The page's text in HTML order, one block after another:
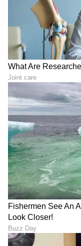
ಕಲಸಿದ ಚಪಾತಿ ಹಿಟ್ಟು
ಇಡುತ್ತಿದ್ದೀರಾ? ವಾಸ್ತು
ಇದು 'ಪಿಂಡ'ದುಂಡೆಗೆ
ಸಮಾನವಂತೆ!
ಗಗನಯಾತ್ರಿಗಳಿಗೆ
ಬಿಸಿ ಬಿಸಿ ಊಟ,
ಭತ್ತದ ಕಟಾವು ಮಾಡಿ
ನಿರ್ಮಿಸಿದ ವಿಜ್ಞಾನಿಗಳು
LATEST VIDEOS
"ರಾಜಕೀಯ ಬೇಡ,
ಕನಕೋತ್ಸವದಲ್ಲಿ